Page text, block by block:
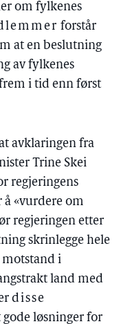
om fylkenes
forstår
at en beslutning
av fylkenes
i tid enn først
avklaringen fra
Trine Skei
regjeringens
å «vurdere om
regjeringen etter
skrinlegge hele
motstand i
land med
disse
løsninger for